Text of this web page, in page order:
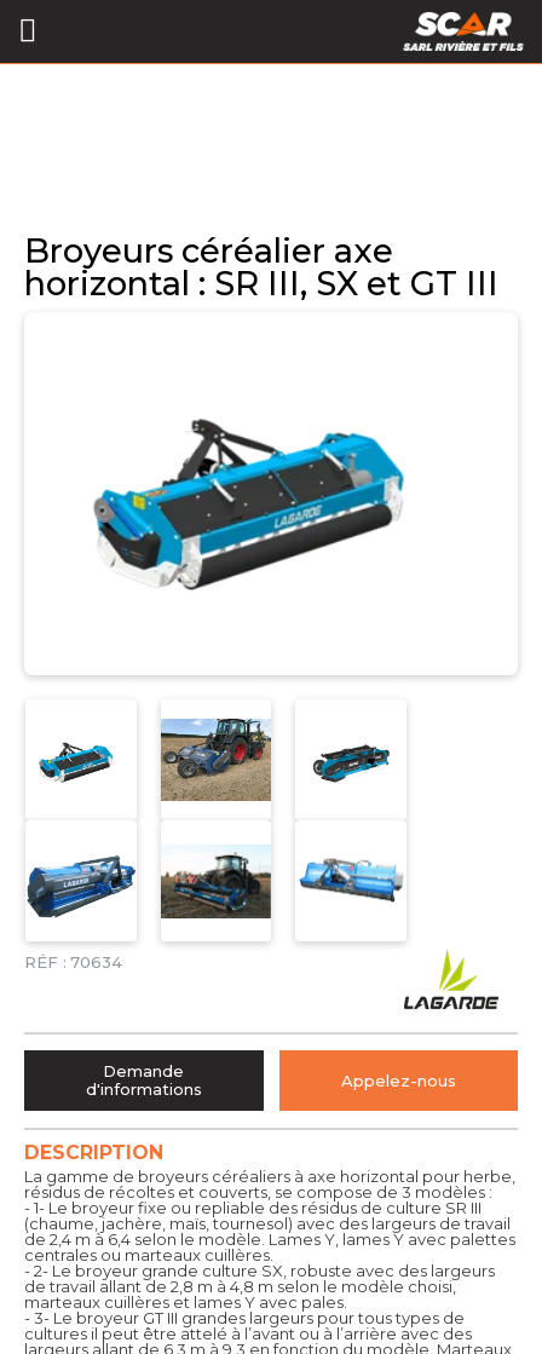
Broyeurs céréalier axe
horizontal : SR III, SX et GT III
RÉF : 70634
DESCRIPTION
La gamme de broyeurs céréaliers à axe horizontal pour herbe,
résidus de récoltes et couverts, se compose de 3 modèles :
- 1- Le broyeur fixe ou repliable des résidus de culture SR III
(chaume, jachère, maïs, tournesol) avec des largeurs de travail
de 2,4 m à 6,4 selon le modèle. Lames Y, lames Y avec palettes
centrales ou marteaux cuillères.
- 2- Le broyeur grande culture SX, robuste avec des largeurs
de travail allant de 2,8 m à 4,8 m selon le modèle choisi,
marteaux cuillères et lames Y avec pales.
- 3- Le broyeur GT III grandes largeurs pour tous types de
cultures il peut être attelé à l’avant ou à l’arrière avec des
largeurs allant de 6,3 m à 9,3 en fonction du modèle. Marteaux
Demande
d'informations
Appelez-nous